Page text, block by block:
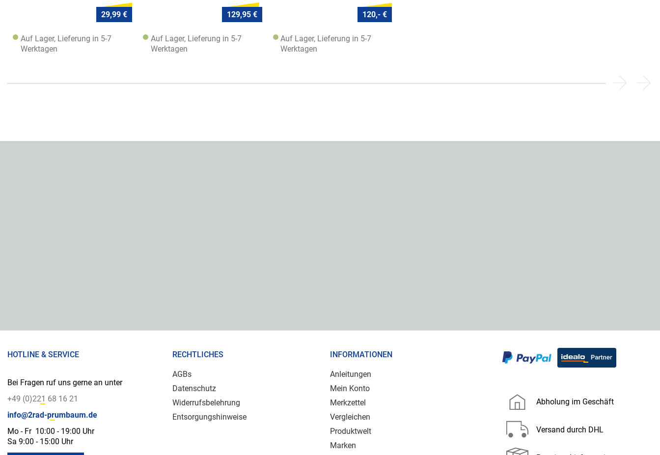
29,99 €
Auf Lager, Lieferung in 5-7
Werktagen
129,95 €
Auf Lager, Lieferung in 5-7
Werktagen
120,- €
Auf Lager, Lieferung in 5-7
Werktagen
HOTLINE & SERVICE
Bei Fragen ruf uns gerne an unter
+49 (0)221 68 16 21
info@2rad-prumbaum.de
Mo - Fr 10:00 - 19:00 Uhr
Sa 9:00 - 15:00 Uhr
RECHTLICHES
AGBs
Datenschutz
Widerrufsbelehrung
Entsorgungshinweise
INFORMATIONEN
Anleitungen
Mein Konto
Merkzettel
Vergleichen
Produktwelt
Marken
Abholung im Geschäft
Versand durch DHL